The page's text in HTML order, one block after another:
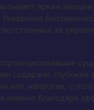
яркие
за
содержит
или, напротив, с
именно благодаря